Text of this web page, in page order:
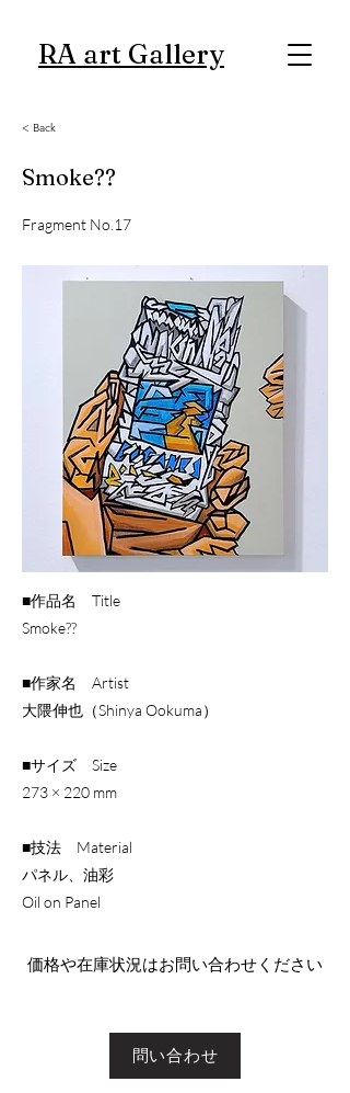
RA art Gallery
< Back
Smoke??
Fragment No.17
■作品名 Title
Smoke??
■作家名 Artist
大隈伸也（Shinya Ookuma）
■サイズ Size
273 × 220 mm
■技法 Material
パネル、油彩
Oil on Panel
​価格や在庫状況はお問い合わせください
問い合わせ